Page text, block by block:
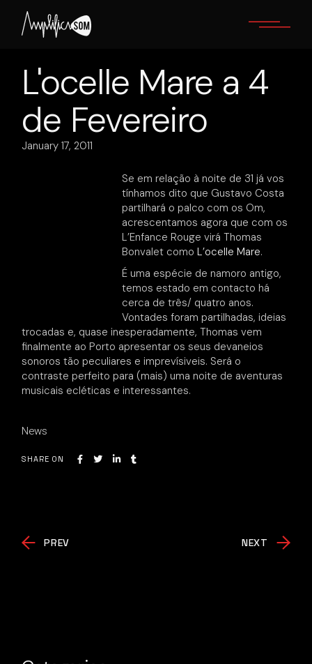
content
L'ocelle Mare a 4
de Fevereiro
January 17, 2011
Se em relação à noite de 31 já vos
tínhamos dito que Gustavo Costa
partilhará o palco com os Om,
acrescentamos agora que com os
L’Enfance Rouge virá Thomas
Bonvalet comoL’ocelle Mare.
É uma espécie de namoro antigo,
temos estado em contacto há
cerca de três/ quatro anos.
Vontades foram partilhadas, ideias
trocadas e, quase inesperadamente, Thomas vem
finalmente ao Porto apresentar os seus devaneios
sonoros tão peculiares e imprevísiveis. Será o
contraste perfeito para (mais) uma noite de aventuras
musicais ecléticas e interessantes.
News
SHARE ON
PREV NEXT